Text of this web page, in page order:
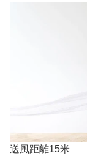
送風距離15米